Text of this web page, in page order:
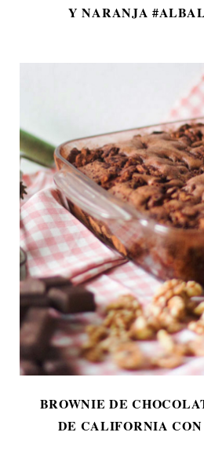
Y NARANJA
BROWNIE DE
DE CALIFORNIA